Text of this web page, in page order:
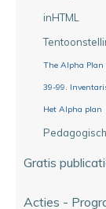
inHTML
The Alpha Plan
39-99.
Het Alpha plan
Pedagogisch
Gratis
Acties -